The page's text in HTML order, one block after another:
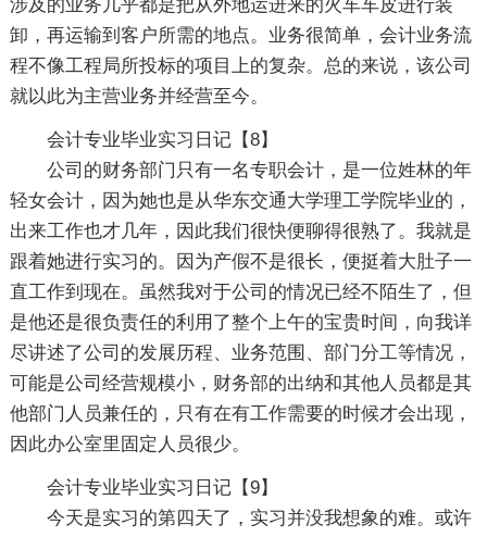
涉及的业务几乎都是把从外地运进来的火车车皮进行装
卸，再运输到客户所需的地点。业务很简单，会计业务流
程不像工程局所投标的项目上的复杂。总的来说，该公司
就以此为主营业务并经营至今。
会计专业毕业实习日记【8】
公司的财务部门只有一名专职会计，是一位姓林的年
轻女会计，因为她也是从华东交通大学理工学院毕业的，
出来工作也才几年，因此我们很快便聊得很熟了。我就是
跟着她进行实习的。因为产假不是很长，便挺着大肚子一
直工作到现在。虽然我对于公司的情况已经不陌生了，但
是他还是很负责任的利用了整个上午的宝贵时间，向我详
尽讲述了公司的发展历程、业务范围、部门分工等情况，
可能是公司经营规模小，财务部的出纳和其他人员都是其
他部门人员兼任的，只有在有工作需要的时候才会出现，
因此办公室里固定人员很少。
会计专业毕业实习日记【9】
今天是实习的第四天了，实习并没我想象的难。或许